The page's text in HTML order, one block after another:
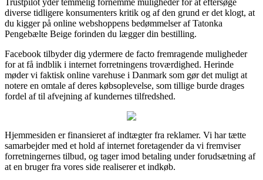
diverse tidligere konsumenters kritik og af den grund er det klogt, at
du kigger på online webshoppens bedømmelser af Tatonka
Pengebælte Beige forinden du lægger din bestilling.
Facebook tilbyder dig ydermere de facto fremragende muligheder
for at få indblik i internet forretningens troværdighed. Herinde
møder vi faktisk online varehuse i Danmark som gør det muligt at
notere en omtale af deres købsoplevelse, som tillige burde drages
fordel af til afvejning af kundernes tilfredshed.
Hjemmesiden er finansieret af indtægter fra reklamer. Vi har tætte
samarbejder med et hold af internet foretagender da vi fremviser
forretningernes tilbud, og tager imod betaling under forudsætning af
at en bruger fra vores side realiserer et indkøb.